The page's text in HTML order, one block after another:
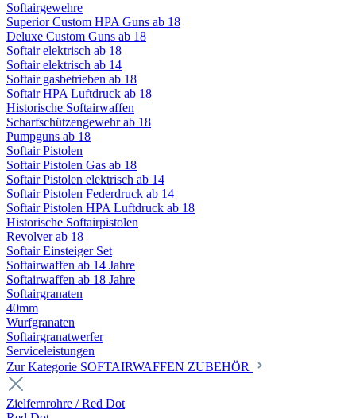
Softairgewehre
Superior Custom HPA Guns ab 18
Deluxe Custom Guns ab 18
Softair elektrisch ab 18
Softair elektrisch ab 14
Softair gasbetrieben ab 18
Softair HPA Luftdruck ab 18
Historische Softairwaffen
Scharfschützengewehr ab 18
Pumpguns ab 18
Softair Pistolen
Softair Pistolen Gas ab 18
Softair Pistolen elektrisch ab 14
Softair Pistolen Federdruck ab 14
Softair Pistolen HPA Luftdruck ab 18
Historische Softairpistolen
Revolver ab 18
Softair Einsteiger Set
Softairwaffen ab 14 Jahre
Softairwaffen ab 18 Jahre
Softairgranaten
40mm
Wurfgranaten
Softairgranatwerfer
Serviceleistungen
Zur Kategorie SOFTAIRWAFFEN ZUBEHÖR
Zielfernrohre / Red Dot